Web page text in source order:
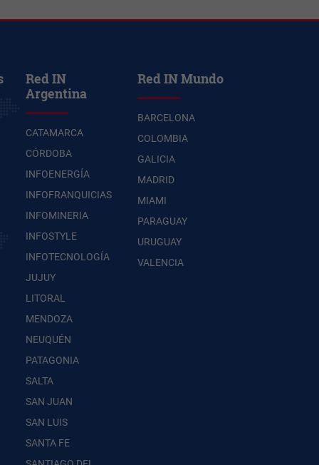
Red IN
Argentina
CATAMARCA
CÓRDOBA
INFOENERGÍA
INFOFRANQUICIAS
INFOMINERIA
INFOSTYLE
INFOTECNOLOGÍA
JUJUY
LITORAL
MENDOZA
NEUQUÉN
PATAGONIA
SALTA
SAN JUAN
SAN LUIS
SANTA FE
Red IN Mundo
BARCELONA
COLOMBIA
GALICIA
MADRID
MIAMI
PARAGUAY
URUGUAY
VALENCIA